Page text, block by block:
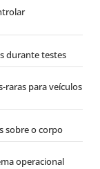
durante testes
raras para veículos
sobre o corpo
operacional